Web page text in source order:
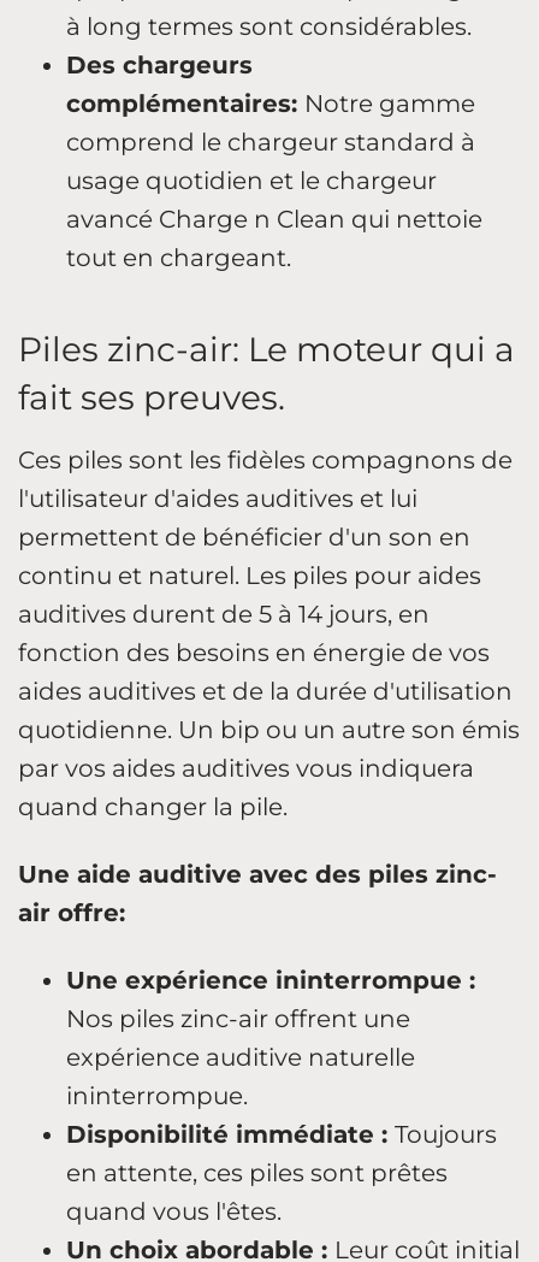
à long termes sont considérables.
Des chargeurs
complémentaires: Notre gamme
comprend le chargeur standard à
usage quotidien et le chargeur
avancé Charge n Clean qui nettoie
tout en chargeant.
Piles zinc-air: Le moteur qui a
fait ses preuves.
Ces piles sont les fidèles compagnons de
l'utilisateur d'aides auditives et lui
permettent de bénéficier d'un son en
continu et naturel. Les piles pour aides
auditives durent de 5 à 14 jours, en
fonction des besoins en énergie de vos
aides auditives et de la durée d'utilisation
quotidienne. Un bip ou un autre son émis
par vos aides auditives vous indiquera
quand changer la pile.
Une aide auditive avec des piles zinc-
air offre:
Une expérience ininterrompue :
Nos piles zinc-air offrent une
expérience auditive naturelle
ininterrompue.
Disponibilité immédiate : Toujours
en attente, ces piles sont prêtes
quand vous l'êtes.
Un choix abordable : Leur coût initial